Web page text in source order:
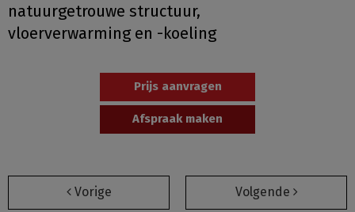
natuurgetrouwe structuur,
vloerverwarming en -koeling
Prijs aanvragen
Afspraak maken
Vorige Volgende